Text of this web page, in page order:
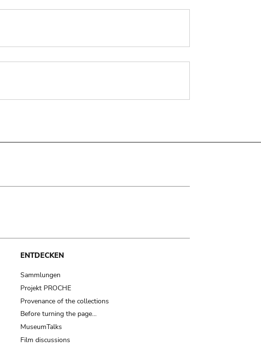
ENTDECKEN
Sammlungen
Projekt PROCHE
Provenance of the collections
Before turning the page…
MuseumTalks
Film discussions